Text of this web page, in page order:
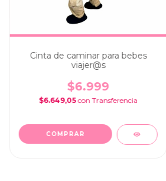
Cinta de caminar para bebes
viajer@s
$6.999
$6.649,05con
COMPRAR